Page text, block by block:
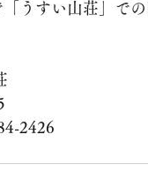
うすい山荘」で
2426